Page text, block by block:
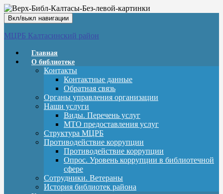
Вкл/выкл навигации
МЦРБ Калтасинский район
Главная
О библиотеке
Контакты
Контактные данные
Обратная связь
Органы управления организации
Наши услуги
Виды. Перечень услуг
МТО предоставления услуг
Структура МЦРБ
Противодействие коррупции
Противодействие коррупции
Опрос. Уровень коррупции в библиотечной
сфере
Сотрудники. Ветераны
История библиотек района